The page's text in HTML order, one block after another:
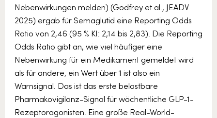
Nebenwirkungen melden) (Godfrey et al., JEADV
2025) ergab für Semaglutid eine Reporting Odds
Ratio von 2,46 (95 % KI: 2,14 bis 2,83). Die Reporting
Odds Ratio gibt an, wie viel häufiger eine
Nebenwirkung für ein Medikament gemeldet wird
als für andere, ein Wert über 1 ist also ein
Warnsignal. Das ist das erste belastbare
Pharmakovigilanz-Signal für wöchentliche GLP-1-
Rezeptoragonisten. Eine große Real-World-